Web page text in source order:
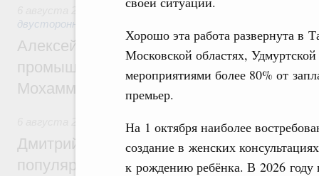
Хорошо эта работа развернута в
Московской областях,
мероприятиями более 80% от
премьер.
На 1 октября наиболее
создание в женских
к рождению ребёнка. В 2026 году
Экономические отношения с
двусторонней основе
Алексей Оверчук провёл рабочую
промышленности, недропользования и
Мохаммадом Атабаком
Внутренний и въездной туризм
Дмитрий Чернышенко: Порядка 110
популярного туризма в 35 регионах